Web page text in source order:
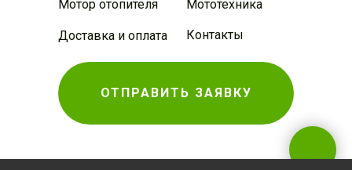
ОТПРАВИТЬ ЗАЯВКУ
Мотор отопителя Мототехника
Доставка и оплата Контакты